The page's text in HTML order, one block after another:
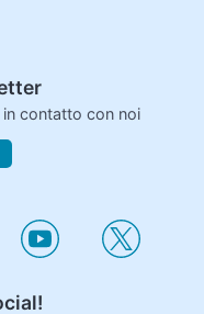
contatto con noi